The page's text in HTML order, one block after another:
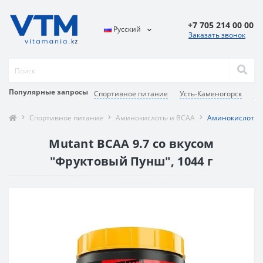
Популярные запросы Спортивное питание Усть-Каменогорск
Русский +7 705 214 00 00
Заказать звонок
Спортивное питание Аминокислоты и BCAA
Mutant BCAA 9.7 со вкусом
"Фруктовый Пунш", 1044 г